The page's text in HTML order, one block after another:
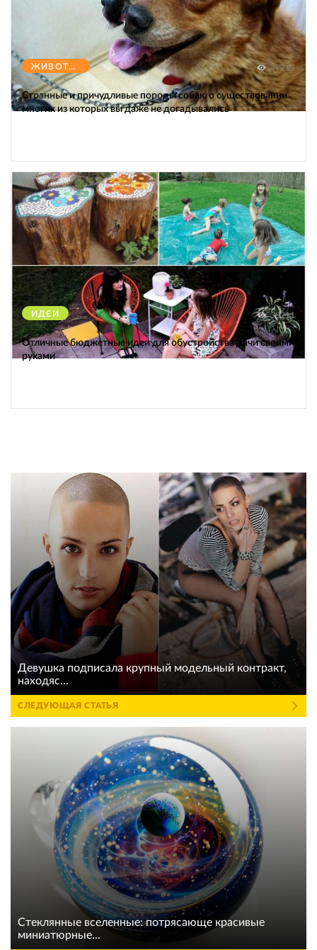
ЖИВОТНЫЕ 47219
Странные и причудливые породы собак, о существовании
многих из которых вы даже не догадывались
ИДЕИ 38211
Отличные бюджетные идеи для обустройства дачи своими
руками
Девушка подписала крупный модельный контракт,
находяс...
СЛЕДУЮЩАЯ СТАТЬЯ
Стеклянные вселенные: потрясающе красивые
миниатюрные...